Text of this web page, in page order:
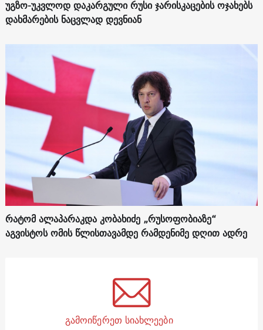
უგზო-უკვლოდ დაკარგული რუსი ჯარისკაცების ოჯახებს
დახმარების ნაცვლად დევნიან
რატომ ალაპარაკდა კობახიძე „რუსოფობიაზე“
აგვისტოს ომის წლისთავამდე რამდენიმე დღით ადრე
გამოიწერეთ სიახლეები